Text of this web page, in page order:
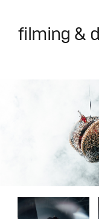
filming &